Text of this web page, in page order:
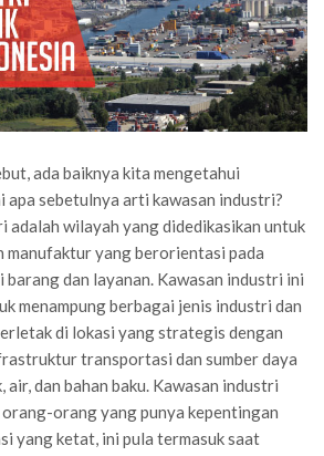
ada baiknya kita mengetahui
apa sebetulnya arti kawasan industri?
adalah wilayah yang didedikasikan untuk
manufaktur yang berorientasi pada
barang dan layanan. Kawasan industri ini
menampung berbagai jenis industri dan
di lokasi yang strategis dengan
transportasi dan sumber daya
dan bahan baku. Kawasan industri
orang yang punya kepentingan
yang ketat, ini pula termasuk saat